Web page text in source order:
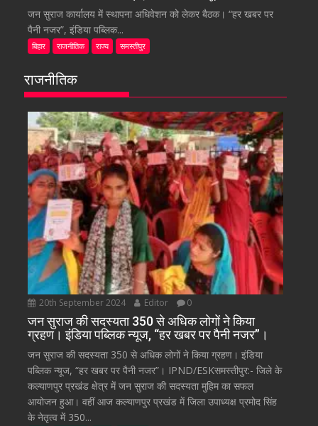
जन सुराज कार्यालय में स्थापना अधिवेशन को लेकर बैठक। “हर खबर पर
पैनी नजर”, इंडिया पब्लिक...
बिहार राजनीतिक राज्य समस्तीपुर
राजनीतिक
20th September 2024 Editor 0
जन सुराज की सदस्यता 350 से अधिक लोगों ने किया
ग्रहण। इंडिया पब्लिक न्यूज, “हर खबर पर पैनी नजर”।
जन सुराज की सदस्यता 350 से अधिक लोगों ने किया ग्रहण। इंडिया
पब्लिक न्यूज, “हर खबर पर पैनी नजर”। IPND/ESKसमस्तीपुर:- जिले के
कल्याणपुर प्रखंड क्षेत्र में जन सुराज की सदस्यता मुहिम का सफल
आयोजन हुआ। वहीं आज कल्याणपुर प्रखंड में जिला उपाध्यक्ष प्रमोद सिंह
के नेतृत्व में 350...